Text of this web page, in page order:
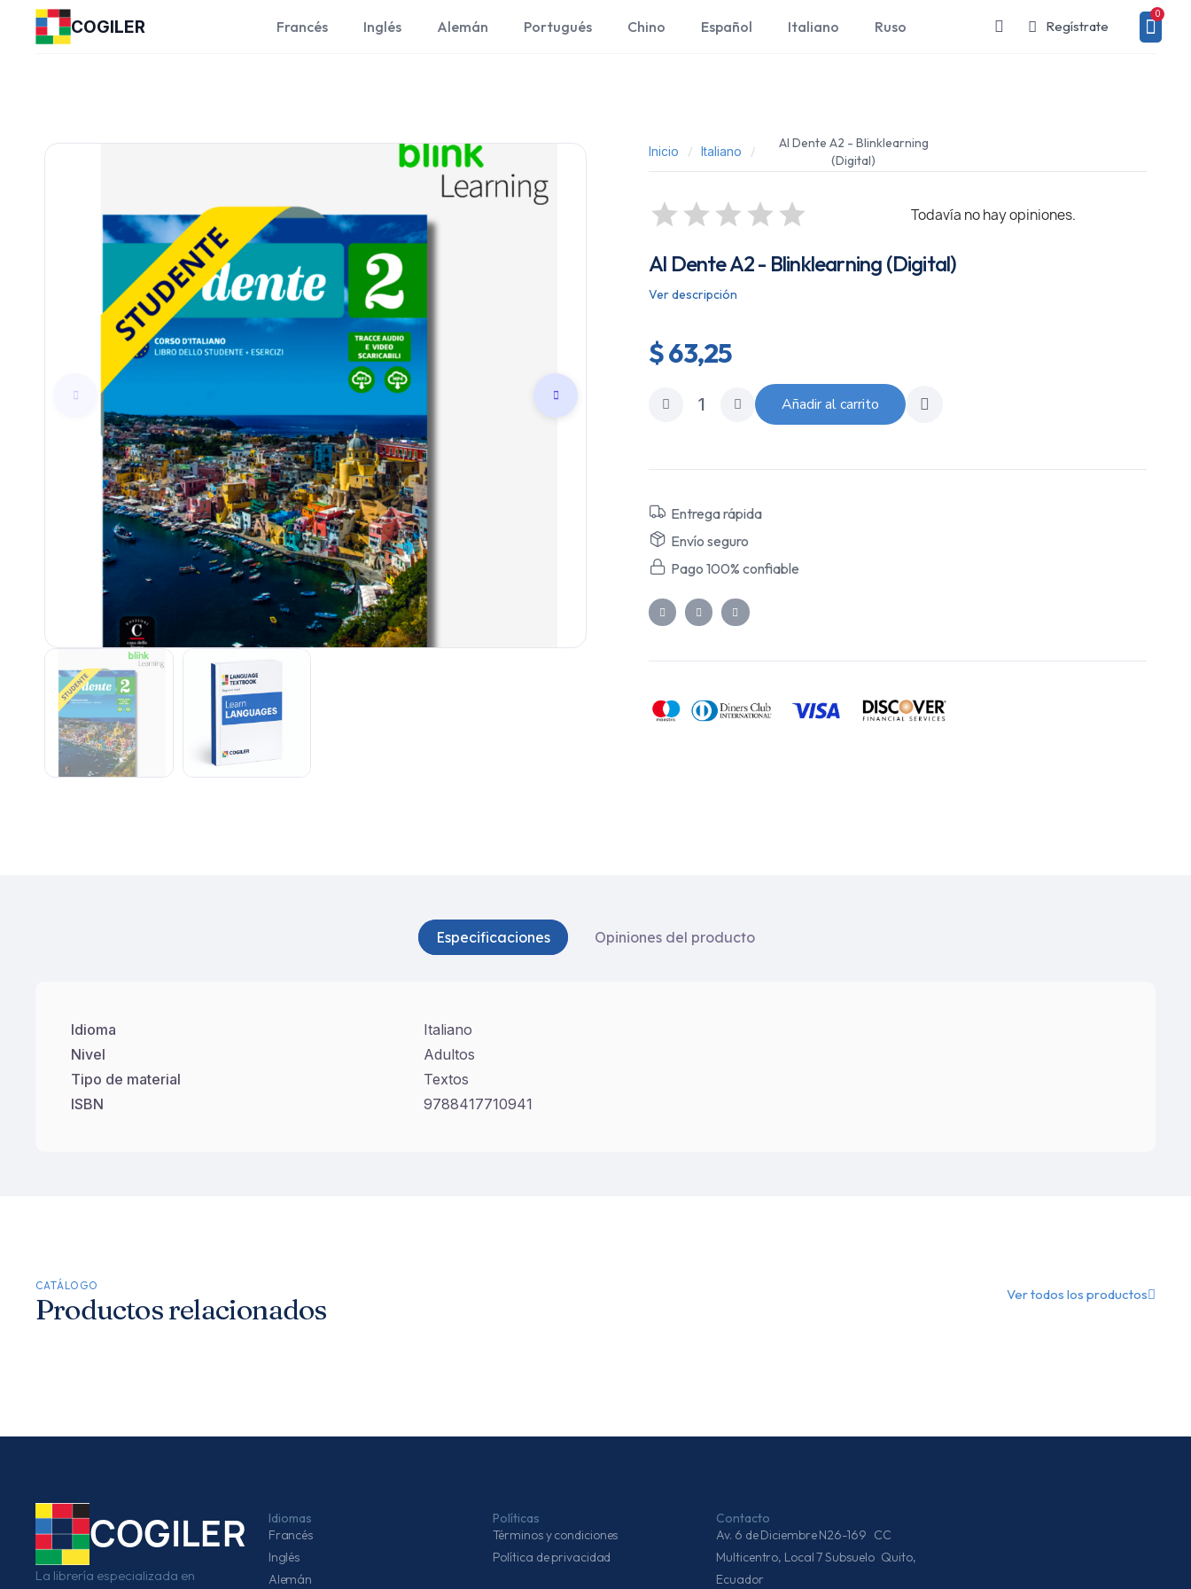
COGILER Francés Inglés Alemán Portugués Chino Español Italiano Ruso Regístrate
Inicio Italiano
Al Dente A2 - Blinklearning
(Digital)
Todavía no hay opiniones.
Al Dente A2 - Blinklearning (Digital)
Ver descripción
$ 63,25
Añadir al carrito
Entrega rápida
Envío seguro
Pago 100% confiable
Especificaciones Opiniones del producto
Idioma
Italiano
Nivel
Adultos
Tipo de material
Textos
ISBN
9788417710941
CATÁLOGO
Productos relacionados Ver todos los productos
COGILER
La librería especializada en
Idiomas
Francés
Inglés
Alemán
Políticas
Términos y condiciones
Política de privacidad
Contacto
Av. 6 de Diciembre N26-169 CC
Multicentro, Local 7 Subsuelo Quito,
Ecuador